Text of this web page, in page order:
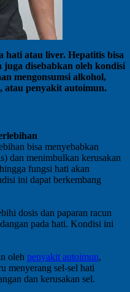
hati atau liver. Hepatitis bisa
juga disebabkan oleh kondisi
mengonsumsi alkohol,
atau penyakit autoimun.
bisa menyebabkan
dan menimbulkan kerusakan
fungsi hati akan
ini dapat berkembang
dosis dan paparan racun
pada hati. Kondisi ini
oleh penyakit autoimun,
menyerang sel-sel hati
dan kerusakan sel.